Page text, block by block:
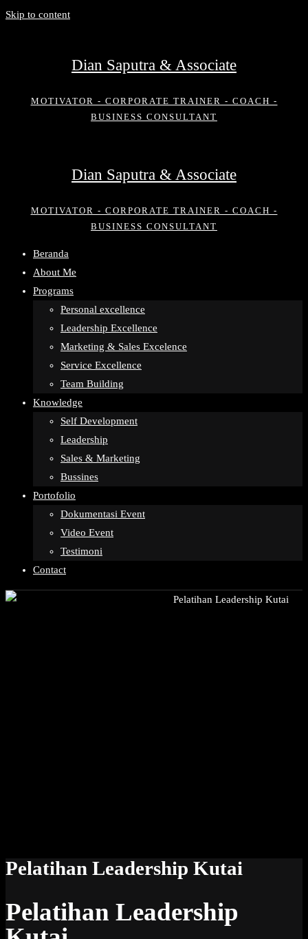
Skip to content
Dian Saputra & Associate
MOTIVATOR - CORPORATE TRAINER - COACH -
BUSINESS CONSULTANT
Dian Saputra & Associate
MOTIVATOR - CORPORATE TRAINER - COACH -
BUSINESS CONSULTANT
Beranda
About Me
Programs
Personal excellence
Leadership Excellence
Marketing & Sales Excelence
Service Excellence
Team Building
Knowledge
Self Development
Leadership
Sales & Marketing
Bussines
Portofolio
Dokumentasi Event
Video Event
Testimoni
Contact
Pelatihan Leadership Kutai
Pelatihan Leadership